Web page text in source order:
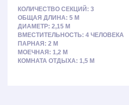
КОЛИЧЕСТВО СЕКЦИЙ: 3
ОБЩАЯ ДЛИНА: 5 М
ДИАМЕТР: 2,15 М
ВМЕСТИТЕЛЬНОСТЬ: 4 ЧЕЛОВЕКА
ПАРНАЯ: 2 М
МОЕЧНАЯ: 1,2 М
КОМНАТА ОТДЫХА: 1,5 М